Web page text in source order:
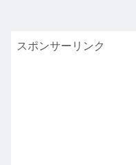
スポンサーリンク